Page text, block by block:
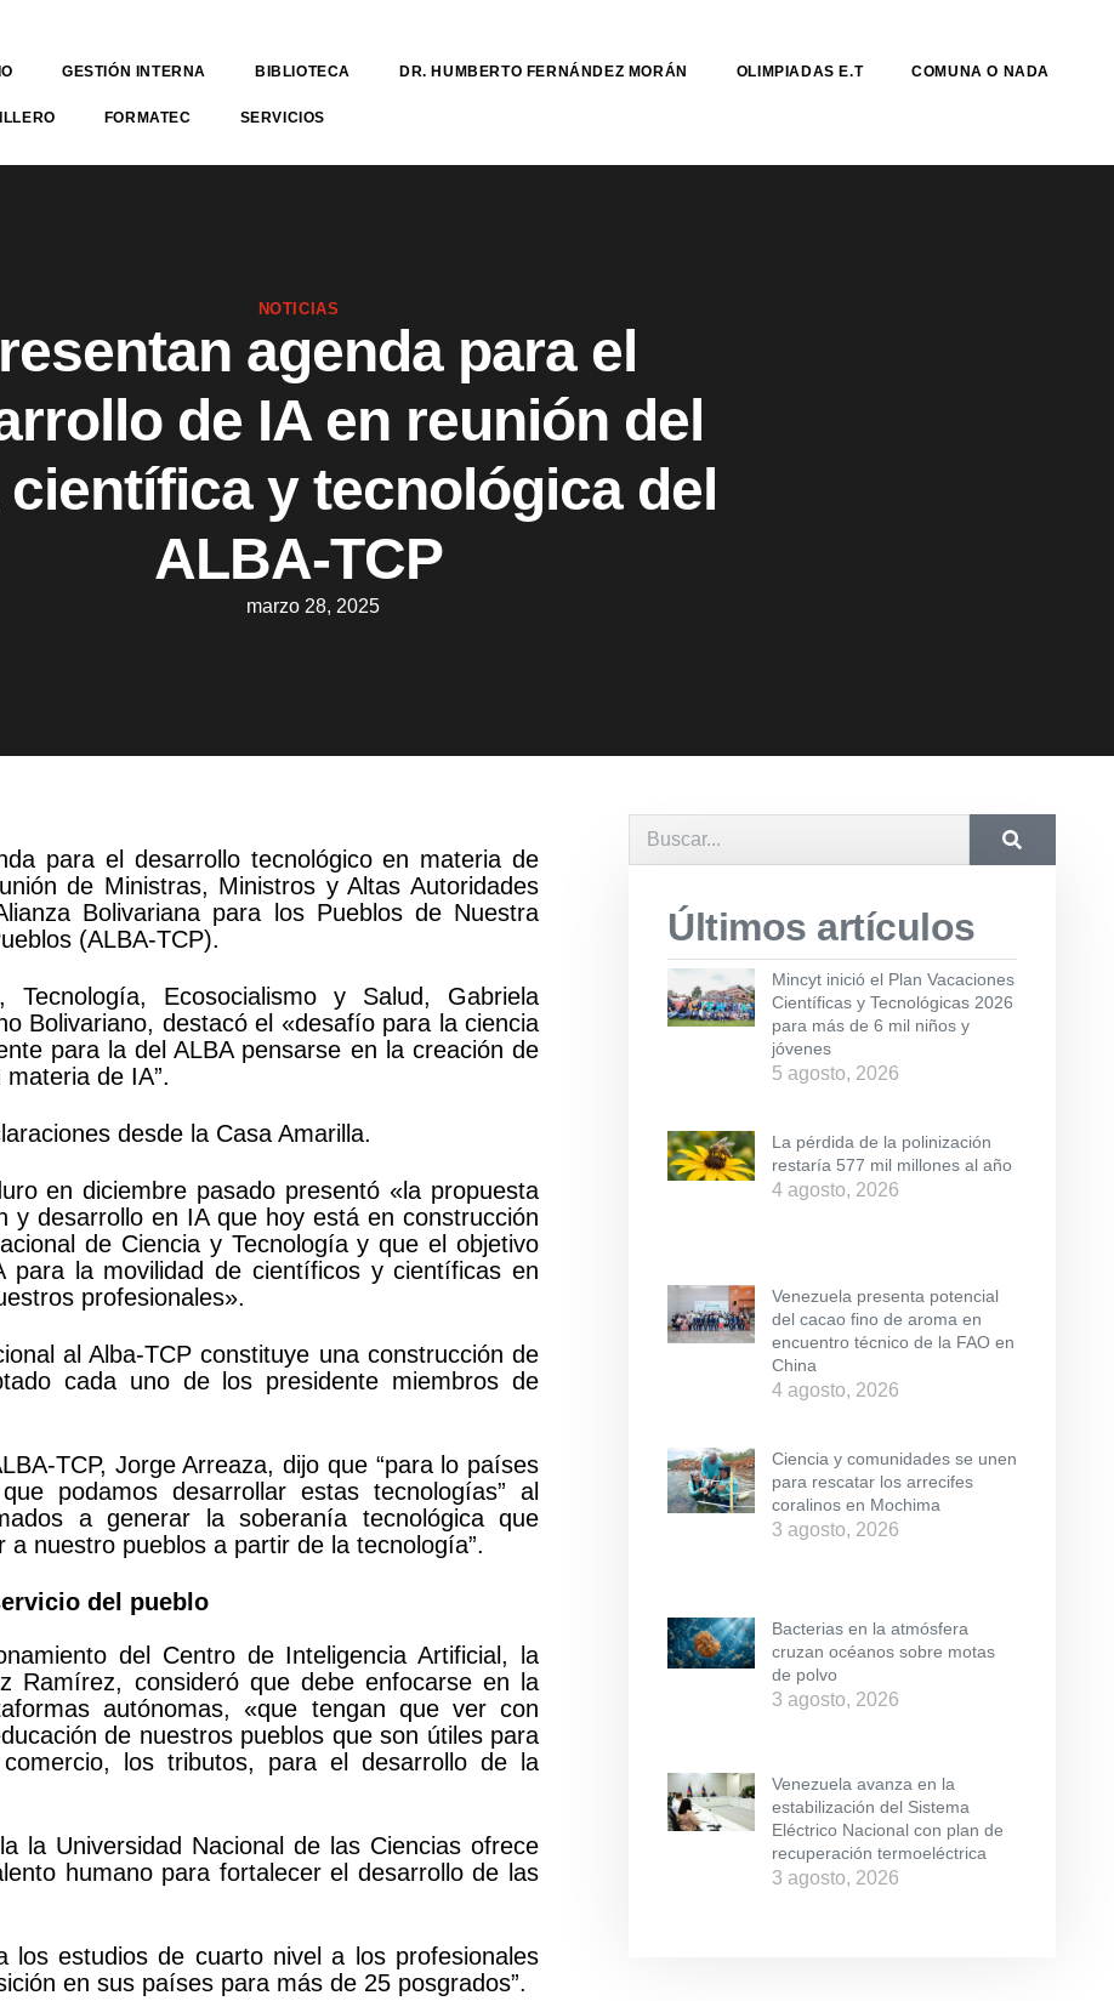
GESTIÓN INTERNA BIBLIOTECA DR. HUMBERTO FERNÁNDEZ MORÁN OLIMPIADAS E.T COMUNA O NADA
FORMATEC SERVICIOS
NOTICIAS
agenda para el
de IA en reunión del
científica y tecnológica del
ALBA-TCP
marzo 28, 2025
para el desarrollo tecnológico en materia de
de Ministras, Ministros y Altas Autoridades
Bolivariana para los Pueblos de Nuestra
(ALBA-TCP).
Ecosocialismo y Salud, Gabriela
Bolivariano, destacó el «desafío para la ciencia
para la del ALBA pensarse en la creación de
de IA”.
desde la Casa Amarilla.
en diciembre pasado presentó «la propuesta
y desarrollo en IA que hoy está en construcción
de Ciencia y Tecnología y que el objetivo
para la movilidad de científicos y científicas en
profesionales».
al Alba-TCP constituye una construcción de
cada uno de los presidente miembros de
TCP, Jorge Arreaza, dijo que “para lo países
podamos desarrollar estas tecnologías” al
a generar la soberanía tecnológica que
nuestro pueblos a partir de la tecnología”.
del pueblo
del Centro de Inteligencia Artificial, la
Ramírez, consideró que debe enfocarse en la
autónomas, «que tengan que ver con
de nuestros pueblos que son útiles para
los tributos, para el desarrollo de la
la Universidad Nacional de las Ciencias ofrece
humano para fortalecer el desarrollo de las
los estudios de cuarto nivel a los profesionales
en sus países para más de 25 posgrados”.
Últimos artículos
Mincyt inició el Plan Vacaciones
Científicas y Tecnológicas 2026
para más de 6 mil niños y
jóvenes
5 agosto, 2026
La pérdida de la polinización
restaría 577 mil millones al año
4 agosto, 2026
Venezuela presenta potencial
del cacao fino de aroma en
encuentro técnico de la FAO en
China
4 agosto, 2026
Ciencia y comunidades se unen
para rescatar los arrecifes
coralinos en Mochima
3 agosto, 2026
Bacterias en la atmósfera
cruzan océanos sobre motas
de polvo
3 agosto, 2026
Venezuela avanza en la
estabilización del Sistema
Eléctrico Nacional con plan de
recuperación termoeléctrica
3 agosto, 2026